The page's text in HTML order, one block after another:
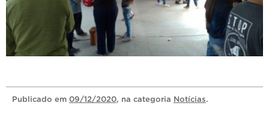
Publicado em 09/12/2020, na categoria Notícias.